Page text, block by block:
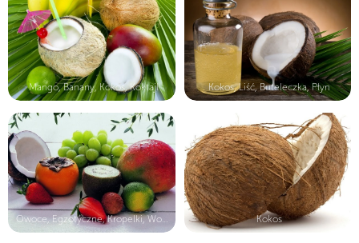
Mango, Banany, Kokos, Koktajl Kokos, Liść, Buteleczka, Płyn
Owoce, Egzotyczne, Kropelki, Wody Kokos